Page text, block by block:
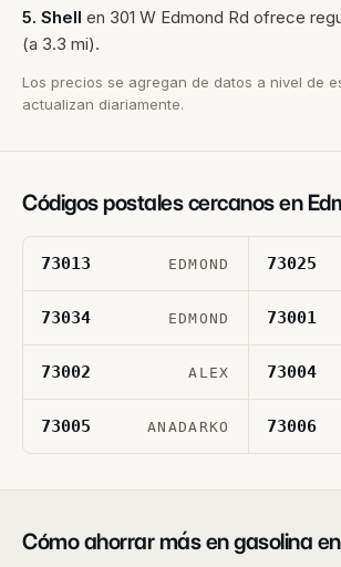
5. Shell en 301 W Edmond Rd ofrece
(a 3.3 mi).
Los precios se agregan de datos a nivel de
actualizan diariamente.
Códigos postales cercanos en
73013 EDMOND 73025
73034 EDMOND 73001
73002 ALEX 73004
73005 ANADARKO 73006
Cómo ahorrar más en gasolina en